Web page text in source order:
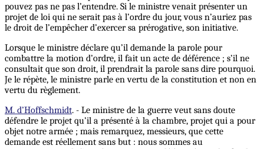
pouvez pas ne pas l’entendre. Si le ministre venait présenter un
projet de loi qui ne serait pas à l’ordre du jour, vous n’auriez pas
le droit de l’empêcher d’exercer sa prérogative, son initiative.
Lorsque le ministre déclare qu’il demande la parole pour
combattre la motion d’ordre, il fait un acte de déférence ; s’il ne
consultait que son droit, il prendrait la parole sans dire pourquoi.
Je le répète, le ministre parle en vertu de la constitution et non en
vertu du règlement.
M. d’Hoffschmidt. - Le ministre de la guerre veut sans doute
défendre le projet qu’il a présenté à la chambre, projet qui a pour
objet notre armée ; mais remarquez, messieurs, que cette
demande est réellement sans but : nous sommes au